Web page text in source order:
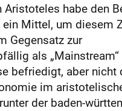
habe den
Mittel, um diesem
Gegensatz zur
als
befriedigt, aber nicht
im
der baden-